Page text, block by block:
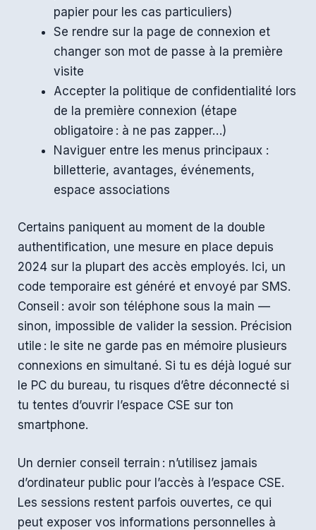
papier pour les cas particuliers)
Se rendre sur la page de connexion et
changer son mot de passe à la première
visite
Accepter la politique de confidentialité lors
de la première connexion (étape
obligatoire : à ne pas zapper…)
Naviguer entre les menus principaux :
billetterie, avantages, événements,
espace associations
Certains paniquent au moment de la double
authentification, une mesure en place depuis
2024 sur la plupart des accès employés. Ici, un
code temporaire est généré et envoyé par SMS.
Conseil : avoir son téléphone sous la main —
sinon, impossible de valider la session. Précision
utile : le site ne garde pas en mémoire plusieurs
connexions en simultané. Si tu es déjà logué sur
le PC du bureau, tu risques d’être déconnecté si
tu tentes d’ouvrir l’espace CSE sur ton
smartphone.
Un dernier conseil terrain : n’utilisez jamais
d’ordinateur public pour l’accès à l’espace CSE.
Les sessions restent parfois ouvertes, ce qui
peut exposer vos informations personnelles à